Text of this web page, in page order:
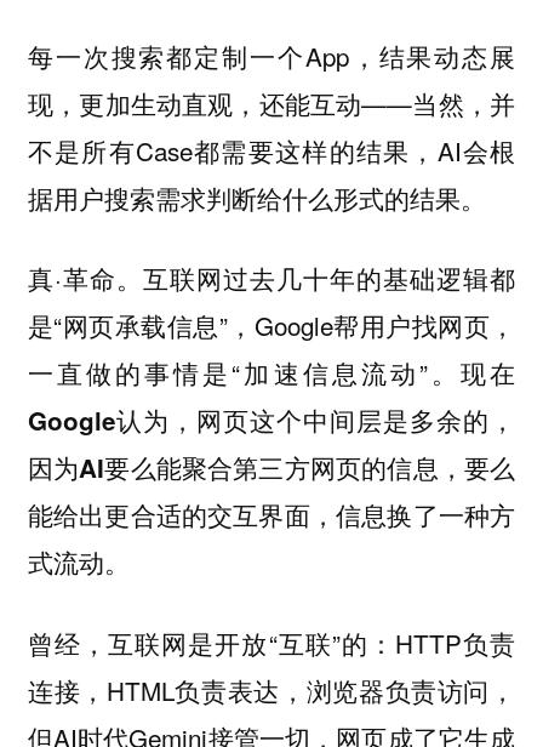
每一次搜索都定制一个App，结果动态展
现，更加生动直观，还能互动——当然，并
不是所有Case都需要这样的结果，AI会根
据用户搜索需求判断给什么形式的结果。
真·革命。互联网过去几十年的基础逻辑都
是“网页承载信息”，Google帮用户找网页，
一直做的事情是“加速信息流动”。 现在
Google认为，网页这个中间层是多余的，
因为AI要么能聚合第三方网页的信息，要么
能给出更合适的交互界面，信息换了一种方
式流动。
曾经，互联网是开放“互联”的：HTTP负责
连接，HTML负责表达，浏览器负责访问，
但AI时代Gemini接管一切，网页成了它生成